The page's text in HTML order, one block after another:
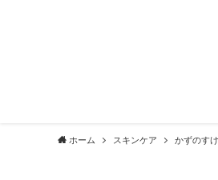
ホーム スキンケア かずのす